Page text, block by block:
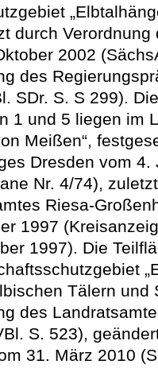
durch
2002
des
SDr. S. S 299).
1 und 5 liegen im
Meißen“,
Dresden vom
Nr. 4/74),
Riesa-
1997
1997). Die
Tälern und
des
S. 523),
31. März 2010